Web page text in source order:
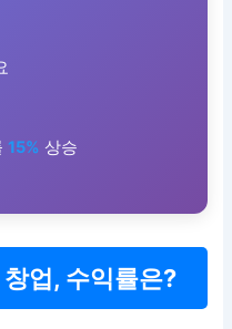
15% 상승
업, 수익률은?